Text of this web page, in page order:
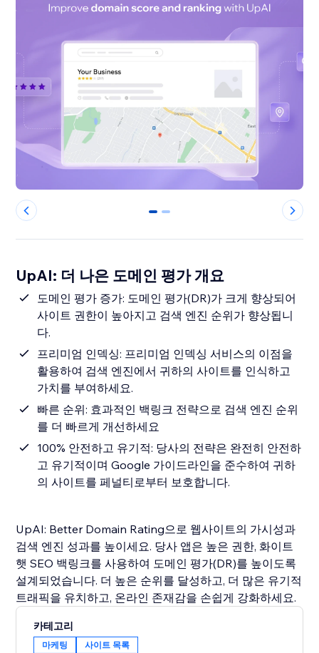
0 1
UpAI: 더 나은 도메인 평가 개요
도메인 평가 증가: 도메인 평가(DR)가 크게 향상되어
사이트 권한이 높아지고 검색 엔진 순위가 향상됩니
다.
프리미엄 인덱싱: 프리미엄 인덱싱 서비스의 이점을
활용하여 검색 엔진에서 귀하의 사이트를 인식하고
가치를 부여하세요.
빠른 순위: 효과적인 백링크 전략으로 검색 엔진 순위
를 더 빠르게 개선하세요
100% 안전하고 유기적: 당사의 전략은 완전히 안전하
고 유기적이며 Google 가이드라인을 준수하여 귀하
의 사이트를 페널티로부터 보호합니다.
UpAI: Better Domain Rating으로 웹사이트의 가시성과
검색 엔진 성과를 높이세요. 당사 앱은 높은 권한, 화이트
햇 SEO 백링크를 사용하여 도메인 평가(DR)를 높이도록
설계되었습니다. 더 높은 순위를 달성하고, 더 많은 유기적
카테고리
마케팅 사이트 목록